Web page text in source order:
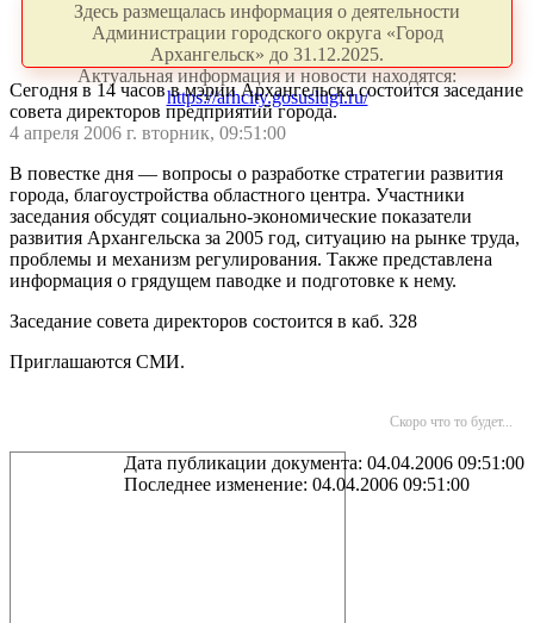
Здесь размещалась информация о деятельности
Администрации городского округа «Город
Архангельск» до 31.12.2025.
Актуальная информация и новости находятся:
https://arhcity.gosuslugi.ru/
Сегодня в 14 часов в мэрии Архангельска состоится заседание
совета директоров предприятий города.
4 апреля 2006 г. вторник, 09:51:00
В повестке дня — вопросы о разработке стратегии развития
города, благоустройства областного центра. Участники
заседания обсудят социально-экономические показатели
развития Архангельска за 2005 год, ситуацию на рынке труда,
проблемы и механизм регулирования. Также представлена
информация о грядущем паводке и подготовке к нему.
Заседание совета директоров состоится в каб. 328
Приглашаются СМИ.
Скоро что то будет...
Дата публикации документа: 04.04.2006 09:51:00
Последнее изменение: 04.04.2006 09:51:00